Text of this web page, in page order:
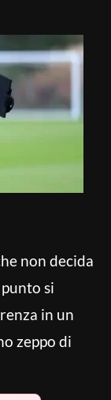
non decida
si
in un
zeppo di